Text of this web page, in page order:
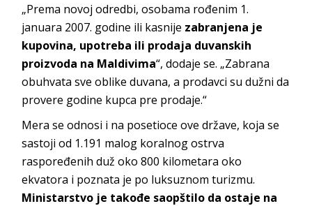
„Prema novoj odredbi, osobama rođenim 1.
januara 2007. godine ili kasnije zabranjena je
kupovina, upotreba ili prodaja duvanskih
proizvoda na Maldivima“, dodaje se. „Zabrana
obuhvata sve oblike duvana, a prodavci su dužni da
provere godine kupca pre prodaje.“
Mera se odnosi i na posetioce ove države, koja se
sastoji od 1.191 malog koralnog ostrva
raspoređenih duž oko 800 kilometara oko
ekvatora i poznata je po luksuznom turizmu.
Ministarstvo je takođe saopštilo da ostaje na